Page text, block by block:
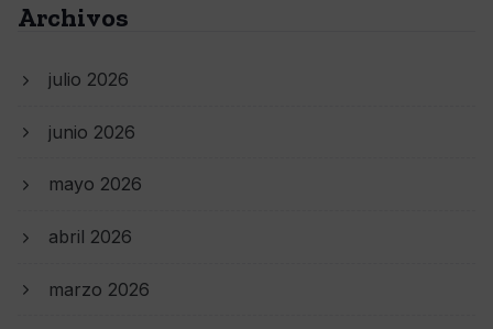
Archivos
julio 2026
junio 2026
mayo 2026
abril 2026
marzo 2026